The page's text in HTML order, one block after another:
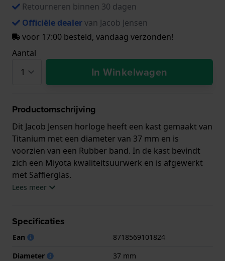
Retourneren binnen 30 dagen
Officiële dealervan Jacob Jensen
voor 17:00 besteld, vandaag verzonden!
Aantal
In Winkelwagen
Productomschrijving
Dit Jacob Jensen horloge heeft een kast gemaakt van
Titanium met een diameter van 37 mm en is
voorzien van een Rubber band. In de kast bevindt
zich een Miyota kwaliteitsuurwerk en is afgewerkt
met Saffierglas.
horloge geleverd met 2 jaar garantie.
Lees meer
Specificaties
Ean
8718569101824
Diameter
37 mm